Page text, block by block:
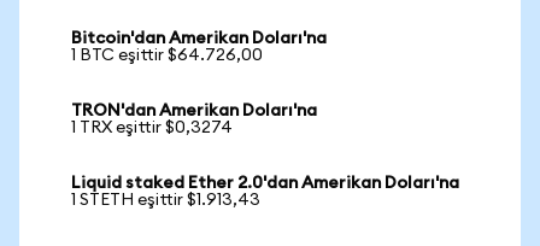
Bitcoin'dan Amerikan Doları'na
1 BTC eşittir $64.726,00
TRON'dan Amerikan Doları'na
1 TRX eşittir $0,3274
Liquid staked Ether 2.0'dan Amerikan Doları'na
1 STETH eşittir $1.913,43